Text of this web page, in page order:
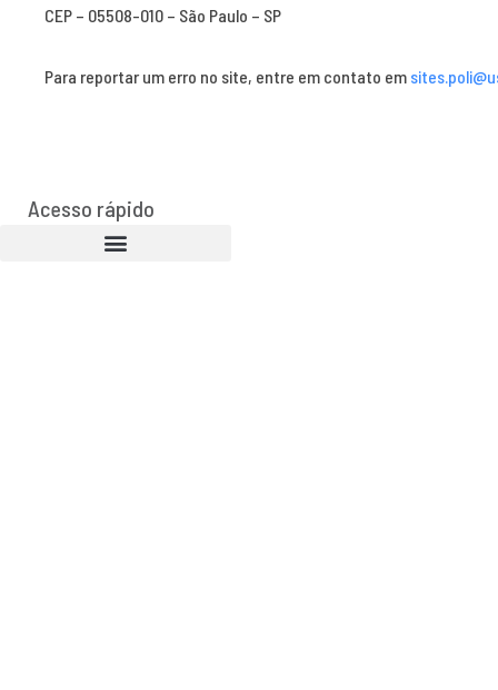
CEP – 05508-010 – São Paulo – SP
Para reportar um erro no site, entre em contato em
Acesso rápido